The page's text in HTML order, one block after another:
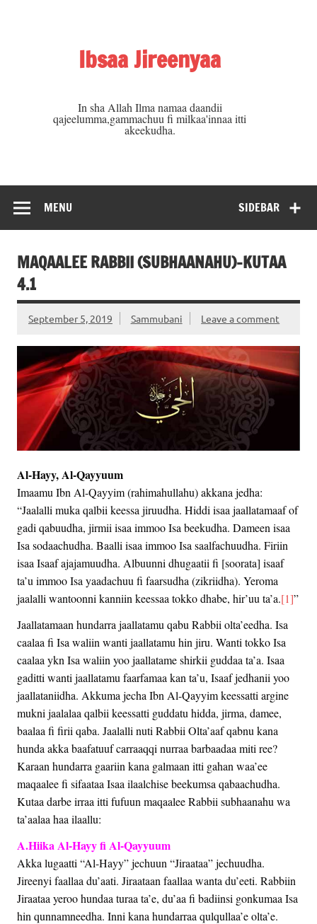
Ibsaa Jireenyaa
In sha Allah Ilma namaa daandii
qajeelumma,gammachuu fi milkaa'innaa itti
akeekudha.
SIDEBAR
MENU
MAQAALEE RABBII (SUBHAANAHU)-KUTAA
4.1
September 5, 2019 Sammubani Leave a comment
Al-Hayy, Al-Qayyuum
Imaamu Ibn Al-Qayyim (rahimahullahu) akkana jedha:
“Jaalalli muka qalbii keessa jiruudha. Hiddi isaa jaallatamaaf of
gadi qabuudha, jirmii isaa immoo Isa beekudha. Dameen isaa
Isa sodaachudha. Baalli isaa immoo Isa saalfachuudha. Firiin
isaa Isaaf ajajamuudha. Albuunni dhugaatii fi [soorata] isaaf
ta’u immoo Isa yaadachuu fi faarsudha (zikriidha). Yeroma
jaalalli wantoonni kanniin keessaa tokko dhabe, hir’uu ta’a.[1]”
Jaallatamaan hundarra jaallatamu qabu Rabbii olta’eedha. Isa
caalaa fi Isa waliin wanti jaallatamu hin jiru. Wanti tokko Isa
caalaa ykn Isa waliin yoo jaallatame shirkii guddaa ta’a. Isaa
gaditti wanti jaallatamu faarfamaa kan ta’u, Isaaf jedhanii yoo
jaallataniidha. Akkuma jecha Ibn Al-Qayyim keessatti argine
mukni jaalalaa qalbii keessatti guddatu hidda, jirma, damee,
baalaa fi firii qaba. Jaalalli nuti Rabbii Olta’aaf qabnu kana
hunda akka baafatuuf carraaqqi nurraa barbaadaa miti ree?
Karaan hundarra gaariin kana galmaan itti gahan waa’ee
maqaalee fi sifaataa Isaa ilaalchise beekumsa qabaachudha.
Kutaa darbe irraa itti fufuun maqaalee Rabbii subhaanahu wa
ta’aalaa haa ilaallu:
A.Hiika Al-Hayy fi Al-Qayyuum
Akka lugaatti “Al-Hayy” jechuun “Jiraataa” jechuudha.
Jireenyi faallaa du’aati. Jiraataan faallaa wanta du’eeti. Rabbiin
Jiraataa yeroo hundaa turaa ta’e, du’aa fi badiinsi gonkumaa Isa
hin qunnamneedha. Inni kana hundarraa qulqullaa’e olta’e.